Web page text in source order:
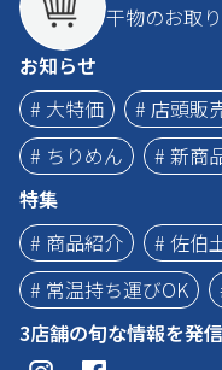
干物のお取
お知らせ
# 大特価
# 店頭販
# ちりめん
# 新商
特集
# 商品紹介
# 佐伯
# 常温持ち運びOK
3店舗の旬な情報を発